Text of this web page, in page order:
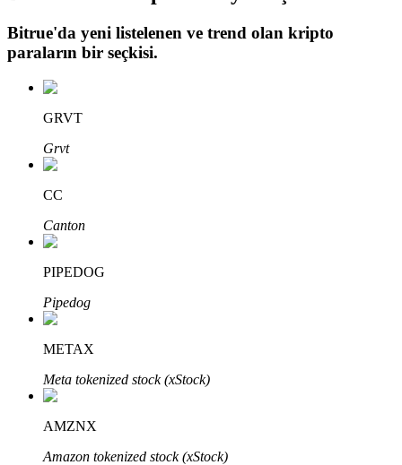
Otomatik Yatırım
Uzun vadeli kâr ve esnek çıkarlar elde edin
Stake Etmeyi Öğrenin
Pasif gelir kazanma hakkında bilgi edinin
Bitrue
Bitrue'da yeni listelenen ve trend olan kripto
paraların bir seçkisi.
GRVT
Grvt
CC
Canton
PIPEDOG
Pipedog
METAX
Meta tokenized stock (xStock)
AMZNX
Amazon tokenized stock (xStock)